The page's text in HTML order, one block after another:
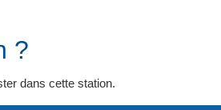
?
dans cette station.